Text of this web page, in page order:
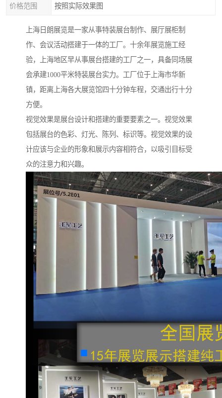
价格范围 按照实际效果图
上海日朗展览是一家从事特装展台制作、展厅展柜制
作、会议活动搭建于一体的工厂。十余年展览施工经
验，上海地区早从事展台搭建的工厂之一，具备同场展
会承建1000平米特装展台实力。工厂位于上海市华新
镇，距离上海各大展览馆四十分钟车程，交通出行十分
方便。
视觉效果是展台设计和搭建的重要要素之一。视觉效果
包括展台的色彩、灯光、陈列、标识等。视觉效果的设
计应该与企业的形象和展示内容相符合，以吸引目标受
众的注意力和兴趣。